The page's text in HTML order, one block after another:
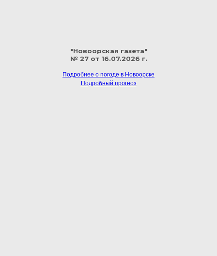
"Новоорская газета"
№ 27 от 16.07.2026 г.
Подробнее о погоде в Новоорске
Подробный прогноз